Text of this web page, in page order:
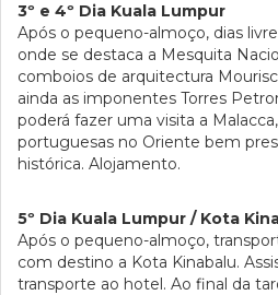
3º e 4º Dia Kuala Lumpur
Após o pequeno-almoço, dias
onde se destaca a Mesquita
comboios de arquitectura
ainda as imponentes Torres
poderá fazer uma visita a
portuguesas no Oriente bem
histórica. Alojamento.
5º Dia Kuala Lumpur / Kota
Após o pequeno-almoço,
com destino a Kota Kinabalu.
transporte ao hotel. Ao final da